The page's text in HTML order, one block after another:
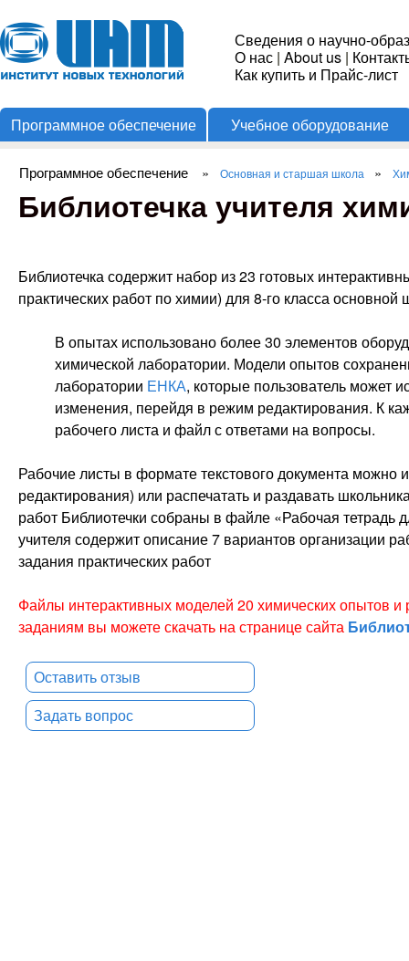
Институт
Новых
Технологий
Сведения о научно-
О нас | About us |
Как купить и Прайс-лист
Программное обеспечение Учебное оборудование
Вы здесь
Программное обеспечение » Основная и старшая школа »
Библиотечка учителя
Библиотечка содержит набор из 23 готовых
практических работ по химии) для 8-го класса основной
В опытах использовано более 30 элементов
химической лаборатории. Модели опытов
лаборатории ЕНКА, которые пользователь может
изменения, перейдя в режим редактирования. К
рабочего листа и файл с ответами на вопросы.
Рабочие листы в формате текстового документа можно
редактирования) или распечатать и раздавать
работ Библиотечки собраны в файле «Рабочая тетрадь
учителя содержит описание 7 вариантов организации
задания практических работ
Файлы интерактивных моделей 20 химических опытов и
заданиям вы можете скачать на странице сайта
Оставить отзыв
Задать вопрос